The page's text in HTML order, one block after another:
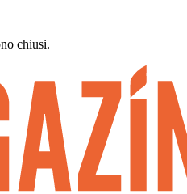
chiusi.